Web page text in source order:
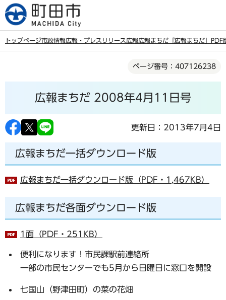
こ
の
す
トップページ市政情報広報・プレスリリース 広報広報まちだ 「広報まちだ」PDF
ら
ページ番号：407126238
広報まちだ 2008年4月11日号
更新日：2013年7月4日
広報まちだ一括ダウンロード版
広報まちだ一括ダウンロード版（PDF・1,467KB）
広報まちだ各面ダウンロード版
1面（PDF・251KB）
便利になります！市民課駅前連絡所
一部の市民センターでも5月から日曜日に窓口を開設
七国山（野津田町）の菜の花畑